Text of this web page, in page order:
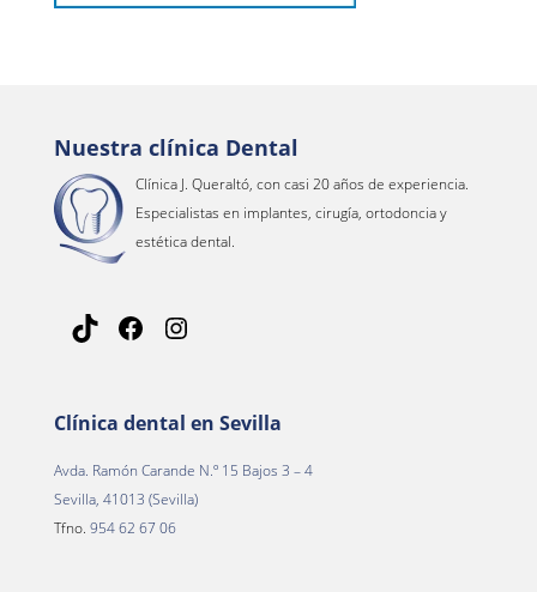
Nuestra clínica Dental
Clínica J. Queraltó, con casi 20 años de experiencia.
Especialistas en implantes, cirugía, ortodoncia y
estética dental.
TikTok Facebook
Clínica dental en Sevilla
Avda. Ramón Carande N.º 15 Bajos 3 – 4
Sevilla, 41013 (Sevilla)
Tfno. 954 62 67 06